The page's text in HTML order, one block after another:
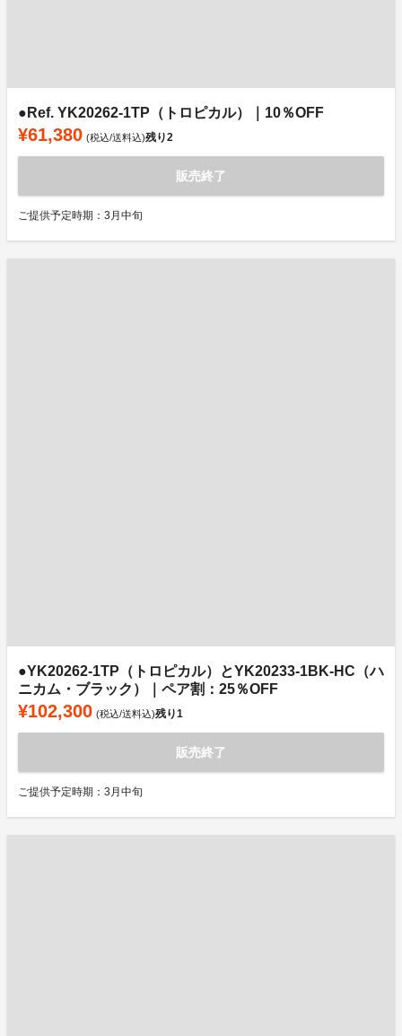
●Ref. YK20262-1TP（トロピカル）｜10％OFF
¥61,380 (税込/送料込)残り2
販売終了
ご提供予定時期：3月中旬
●YK20262-1TP（トロピカル）とYK20233-1BK-HC（ハ
ニカム・ブラック）｜ペア割：25％OFF
¥102,300 (税込/送料込)残り1
販売終了
ご提供予定時期：3月中旬